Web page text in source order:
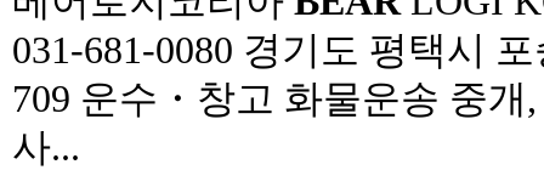
031-681-0080 경기도 평택시
709 운수・창고 화물운송 중
사...